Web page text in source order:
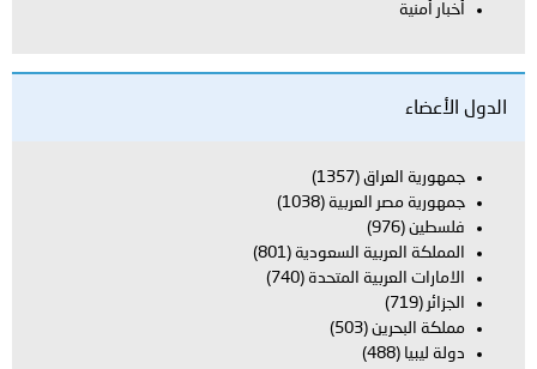
أخبار أمنية
الدول الأعضاء
جمهورية العراق (1357)
جمهورية مصر العربية (1038)
فلسطين (976)
المملكة العربية السعودية (801)
الامارات العربية المتحدة (740)
الجزائر (719)
مملكة البحرين (503)
دولة ليبيا (488)